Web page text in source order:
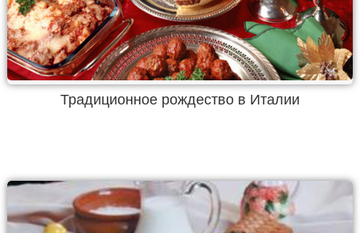
Традиционное рождество в Италии